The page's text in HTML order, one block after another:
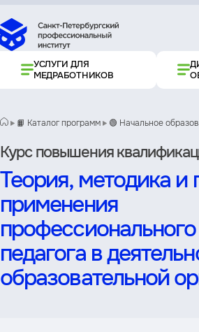
УСЛУГИ ДЛЯ
МЕДРАБОТНИКОВ
📙 Каталог программ 🟢 Начальное
Курс повышения
Теория, методика и
применения
педагога в
образовательной